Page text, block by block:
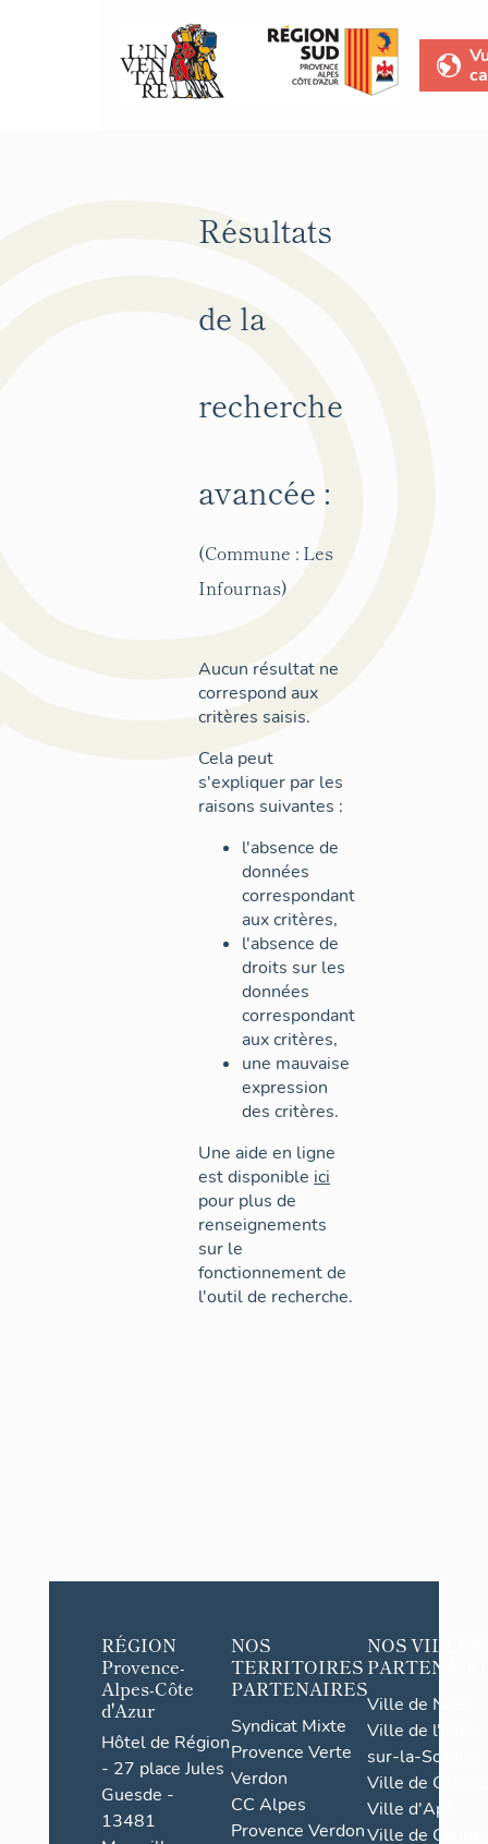
Résultats
de la
recherche
avancée :
(Commune : Les
Infournas)
Aucun résultat ne
correspond aux
critères saisis.
Cela peut
s'expliquer par les
raisons suivantes :
l'absence de
données
correspondant
aux critères,
l'absence de
droits sur les
données
correspondant
aux critères,
une mauvaise
expression
des critères.
Une aide en ligne
est disponible ici
pour plus de
renseignements
sur le
fonctionnement de
l'outil de recherche.
RÉGION
Provence-
Alpes-Côte
d'Azur
Hôtel de Région
- 27 place Jules
Guesde -
13481
NOS
TERRITOIRES
PARTENAIRES
Syndicat Mixte
Provence Verte
Verdon
CC Alpes
Provence Verdon
NOS VILLES
Ville de Nice
Ville de l'Isle-
sur-la-Sorgue
Ville de Grasse
Ville d'Apt
Ville de